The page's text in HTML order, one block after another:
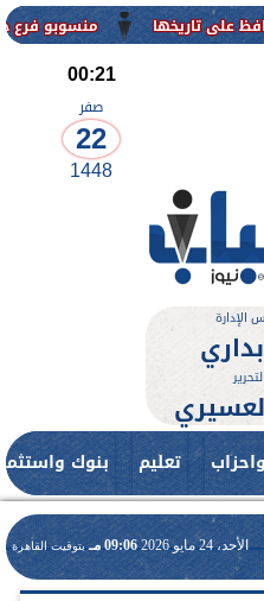
منسوبو فرع جامعة
00:21
صفر
22
1448
الإدارة
تعليم بنوك
الأحد، 24 مايو 2026 09:06 مـ بتوقيت القاهرة